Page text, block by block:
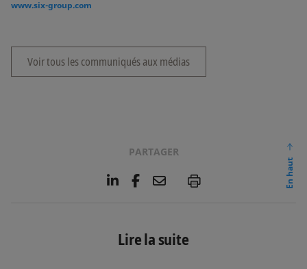
www.six-group.com
Voir tous les communiqués aux médias
PARTAGER
L
e
d
F
b
o
E
l
P
En haut
Lire la suite